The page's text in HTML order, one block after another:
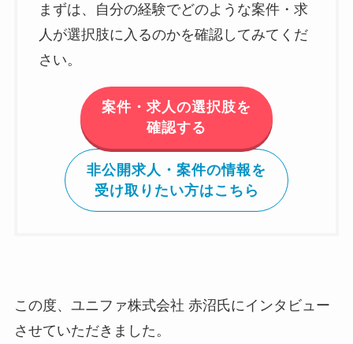
まずは、自分の経験でどのような案件・求
人が選択肢に入るのかを確認してみてくだ
さい。
案件・求人の選択肢を
確認する
非公開求人・案件の情報を
受け取りたい方はこちら
この度、ユニファ株式会社 赤沼氏にインタビュー
させていただきました。